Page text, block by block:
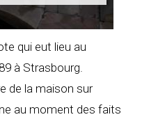
qui eut lieu au
à Strasbourg.
de la maison sur
au moment des faits